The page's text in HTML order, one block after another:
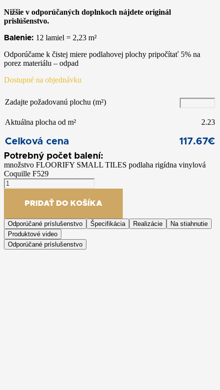
Nižšie v odporúčaných doplnkoch nájdete originál
prislúšenstvo.
Balenie: 12 lamiel = 2,23 m²
Odporúčame k čistej miere podlahovej plochy pripočítať 5% na
porez materiálu – odpad
Dostupné na objednávku
Zadajte požadovanú plochu (m²)
Aktuálna plocha od m² 2.23
Celková cena 117.67€
množstvo FLOORIFY SMALL TILES podlaha rigídna vinylová
Coquille F529
PRIDAŤ DO KOŠÍKA
Odporúčané príslušenstvo Špecifikácia Realizácie
Na stiahnutie
Produktové video
Odporúčané príslušenstvo